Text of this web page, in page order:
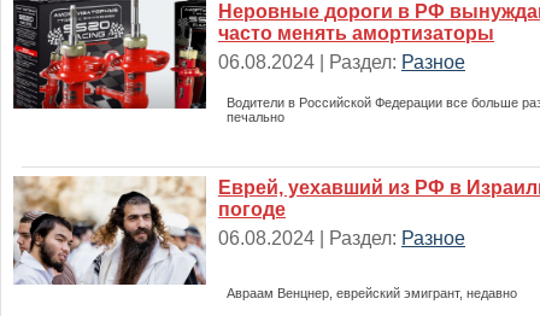
Неровные дороги в РФ
часто менять амортизаторы
06.08.2024 | Раздел: Разное
Водители в Российской Федерации все больше
печально
Еврей, уехавший из РФ в
погоде
06.08.2024 | Раздел: Разное
Авраам Венцнер, еврейский эмигрант, недавно